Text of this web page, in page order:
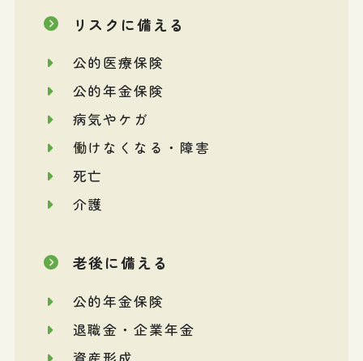
リスクに備える
公的医療保険
公的年金保険
病気やケガ
働けなくなる・障害
死亡
介護
老後に備える
公的年金保険
退職金・企業年金